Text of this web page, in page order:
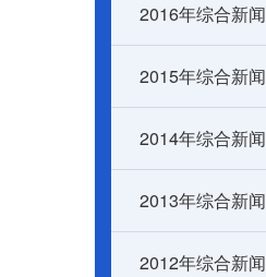
2016年综合新闻
2015年综合新闻
2014年综合新闻
2013年综合新闻
2012年综合新闻